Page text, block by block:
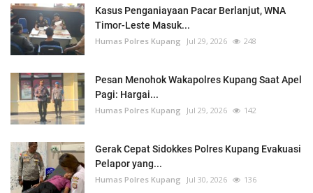
Kasus Penganiayaan Pacar Berlanjut, WNA
Timor-Leste Masuk...
Humas Polres Kupang Jul 29, 2026 248
Pesan Menohok Wakapolres Kupang Saat Apel
Pagi: Hargai...
Humas Polres Kupang Jul 29, 2026 142
Gerak Cepat Sidokkes Polres Kupang Evakuasi
Pelapor yang...
Humas Polres Kupang Jul 30, 2026 136